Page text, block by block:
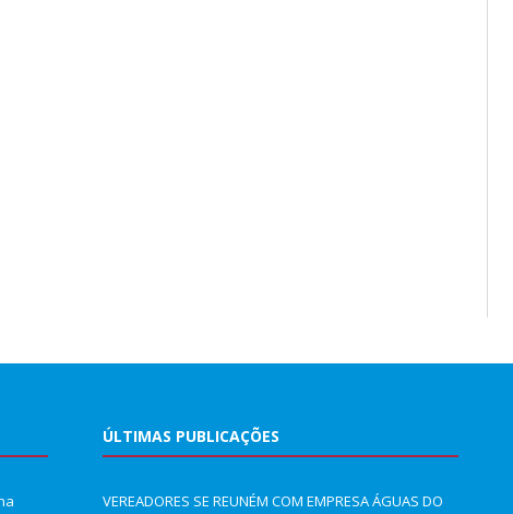
ÚLTIMAS PUBLICAÇÕES
VEREADORES SE REUNÉM COM EMPRESA ÁGUAS DO